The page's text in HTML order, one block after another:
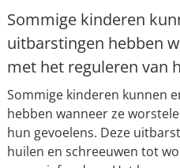
Sommige kinderen
uitbarstingen hebben
met het reguleren van
Sommige kinderen kunnen
hebben wanneer ze
hun gevoelens. Deze
huilen en schreeuwen tot